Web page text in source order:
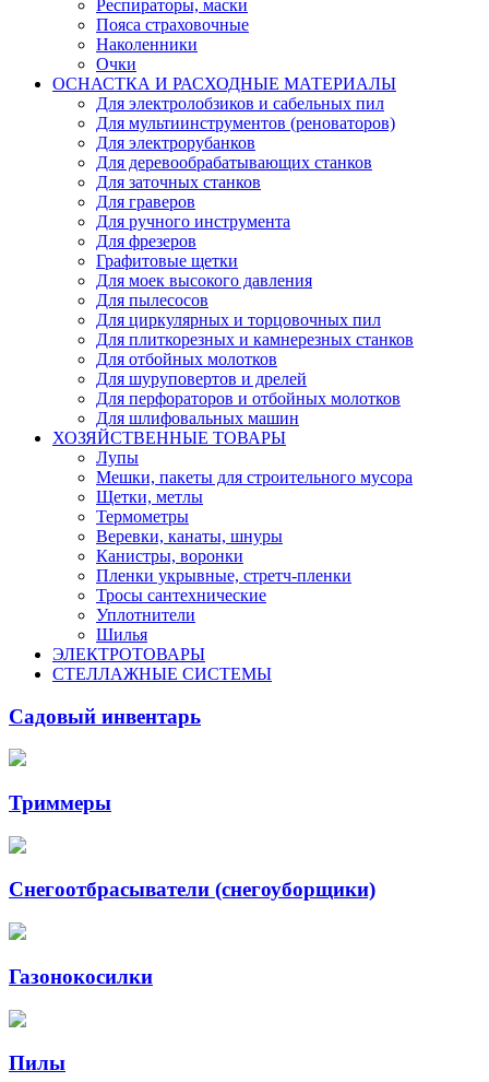
Респираторы, маски
Пояса страховочные
Наколенники
Очки
ОСНАСТКА И РАСХОДНЫЕ МАТЕРИАЛЫ
Для электролобзиков и сабельных пил
Для мультиинструментов (реноваторов)
Для электрорубанков
Для деревообрабатывающих станков
Для заточных станков
Для граверов
Для ручного инструмента
Для фрезеров
Графитовые щетки
Для моек высокого давления
Для пылесосов
Для циркулярных и торцовочных пил
Для плиткорезных и камнерезных станков
Для отбойных молотков
Для шуруповертов и дрелей
Для перфораторов и отбойных молотков
Для шлифовальных машин
ХОЗЯЙСТВЕННЫЕ ТОВАРЫ
Лупы
Мешки, пакеты для строительного мусора
Щетки, метлы
Термометры
Веревки, канаты, шнуры
Канистры, воронки
Пленки укрывные, стретч-пленки
Тросы сантехнические
Уплотнители
Шилья
ЭЛЕКТРОТОВАРЫ
СТЕЛЛАЖНЫЕ СИСТЕМЫ
Садовый инвентарь
Триммеры
Снегоотбрасыватели (снегоуборщики)
Газонокосилки
Пилы